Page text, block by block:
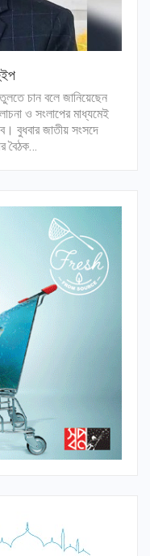
চান বলে জানিয়েছেন
ও সংলাপের মাধ্যমেই
বুধবার জাতীয় সংসদে
বৈঠক…